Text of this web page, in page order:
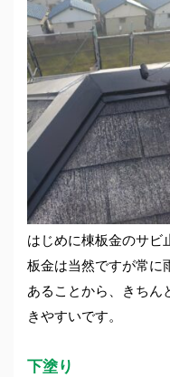
はじめに棟板金のサビ
板金は当然ですが常に
あることから、きちん
きやすいです。
下塗り